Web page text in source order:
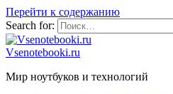
Перейти к содержанию
Search for:
Vsenotebooki.ru
Мир ноутбуков и технологий